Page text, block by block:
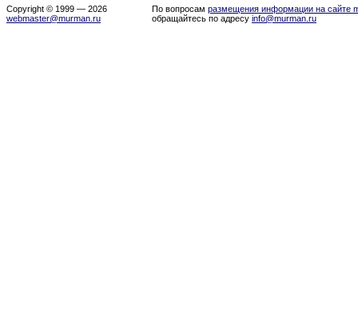
Copyright © 1999 — 2026
webmaster@murman.ru
По вопросам размещения информации на сайте
обращайтесь по адресу info@murman.ru